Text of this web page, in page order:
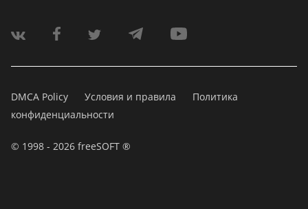
DMCA Policy Условия и правила
Политика
конфиденциальности
© 1998 - 2026 freeSOFT ®